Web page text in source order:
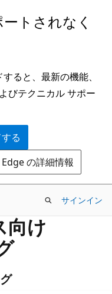
トされなく
ると、最新の機能、
びテクニカル サポー
る
の詳細情報
サインイン
向け